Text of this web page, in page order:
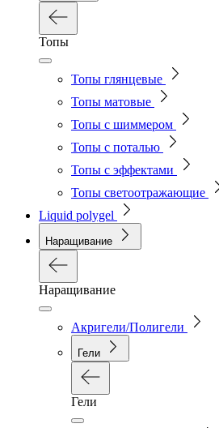
Топы
Топы глянцевые
Топы матовые
Топы с шиммером
Топы с поталью
Топы с эффектами
Топы светоотражающие
Liquid polygel
Наращивание
Наращивание
Акригели/Полигели
Гели
Гели